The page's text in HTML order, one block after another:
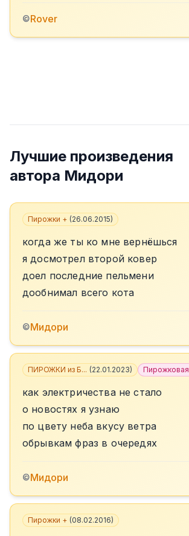
©Rover
Лучшие произведения
автора Мидори
Пирожки + (26.06.2015)
когда же ты ко мне вернёшься
я досмотрел второй ковер
доел последние пельмени
дообнимал всего кота
©Мидори
ПИРОЖКИ из Б... (22.01.2023) Пирожковая
как электричества не стало
о новостях я узнаю
по цвету неба вкусу ветра
обрывкам фраз в очередях
©Мидори
Пирожки + (08.02.2016)